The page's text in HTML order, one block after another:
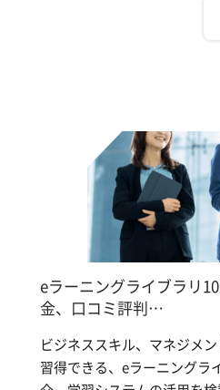
eラーニングライブラリ
金、口コミ評判…
ビジネススキル、マネジメ
習得できる、eラーニングラ